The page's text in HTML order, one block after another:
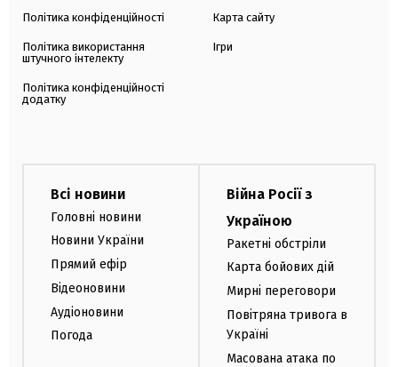
Політика конфіденційності
Політика використання
штучного інтелекту
Політика конфіденційності
додатку
Карта сайту
Ігри
Всі новини
Головні новини
Новини України
Прямий ефір
Відеоновини
Аудіоновини
Погода
Війна Росії з
Україною
Ракетні обстріли
Карта бойових дій
Мирні переговори
Повітряна тривога в
Україні
Масована атака по